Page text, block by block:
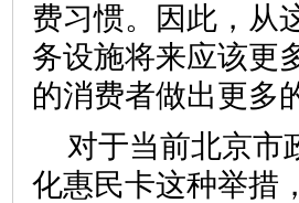
费习惯。因此，从
务设施将来应该更
的消费者做出更
对于当前北京市
化惠民卡这种举措